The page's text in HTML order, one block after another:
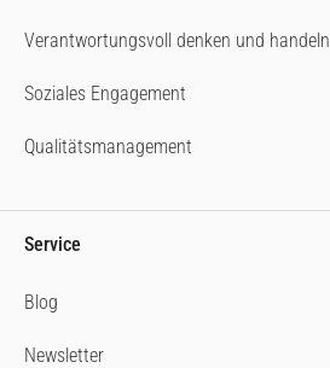
Verantwortungsvoll denken und handeln
Soziales Engagement
Qualitätsmanagement
Service
Blog
Newsletter